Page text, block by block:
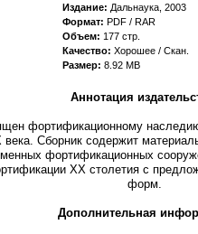
Издание: Дальнаука, 2003
Формат: PDF / RAR
Объем: 177 стр.
Качество: Хорошее / Скан.
Размер: 8.92 MB
Аннотация
фортификационному
Сборник содержит
фортификационных
ХХ столетия с
форм.
Дополнительная